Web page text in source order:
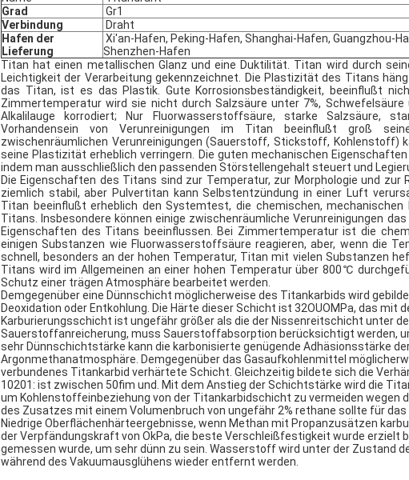
Grad
Gr1
Verbindung
Draht
Hafen der
Lieferung
Xi'an-Hafen, Peking-Hafen, Shanghai-Hafen, Guangzhou-
Shenzhen-Hafen
Titan hat einen metallischen Glanz und eine Duktilität. Titan wird durch
Leichtigkeit der Verarbeitung gekennzeichnet. Die Plastizität des Titans
das Titan, ist es das Plastik. Gute Korrosionsbeständigkeit, beeinflußt
Zimmertemperatur wird sie nicht durch Salzsäure unter 7%,
Alkalilauge korrodiert; Nur Fluorwasserstoffsäure, starke Salzsäure,
Vorhandensein von Verunreinigungen im Titan beeinflußt groß
zwischenräumlichen Verunreinigungen (Sauerstoff, Stickstoff, Kohlenstoff)
seine Plastizität erheblich verringern. Die guten mechanischen
indem man ausschließlich den passenden Störstellengehalt steuert und
Die Eigenschaften des Titans sind zur Temperatur, zur Morphologie und
ziemlich stabil, aber Pulvertitan kann Selbstentzündung in einer Luft
Titan beeinflußt erheblich den Systemtest, die chemischen,
Titans. Insbesondere können einige zwischenräumliche Verunreinigungen
Eigenschaften des Titans beeinflussen. Bei Zimmertemperatur ist die
einigen Substanzen wie Fluorwasserstoffsäure reagieren, aber, wenn die
schnell, besonders an der hohen Temperatur, Titan mit vielen Substanzen
Titans wird im Allgemeinen an einer hohen Temperatur über 800℃
Schutz einer trägen Atmosphäre bearbeitet werden.
Demgegenüber eine Dünnschicht möglicherweise des Titankarbids wird
Deoxidation oder Entkohlung. Die Härte dieser Schicht ist 32OUOMPa, das mit
Karburierungsschicht ist ungefähr größer als die der Nissenreitschicht unter
Sauerstoffanreicherung, muss Sauerstoffabsorption berücksichtigt werden,
sehr Dünnschichtstärke kann die karbonisierte genügende Adhäsionsstärke
Argonmethanatmosphäre. Demgegenüber das Gasaufkohlenmittel
verbundenes Titankarbid verhärtete Schicht. Gleichzeitig bildete sich die
10201: ist zwischen 50fim und. Mit dem Anstieg der Schichtstärke wird die
um Kohlenstoffeinbeziehung von der Titankarbidschicht zu vermeiden wegen
des Zusatzes mit einem Volumenbruch von ungefähr 2% rethane sollte für
Niedrige Oberflächenhärteergebnisse, wenn Methan mit Propanzusätzen
der Verpfändungskraft von OkPa, die beste Verschleißfestigkeit wurde erzielt
gemessen wurde, um sehr dünn zu sein. Wasserstoff wird unter der Zustand
während des Vakuumausglühens wieder entfernt werden.